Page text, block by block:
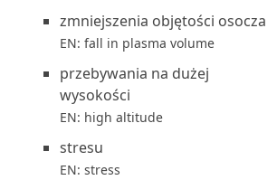
zmniejszenia objętości osocza
EN: fall in plasma volume
przebywania na dużej
wysokości
EN: high altitude
stresu
EN: stress